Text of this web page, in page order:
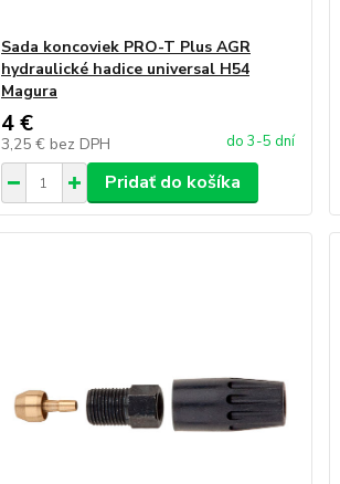
Sada koncoviek PRO-T Plus AGR
hydraulické hadice universal H54
Magura
4 €
3,25 € bez DPH do 3-5 dní
Pridať do košíka